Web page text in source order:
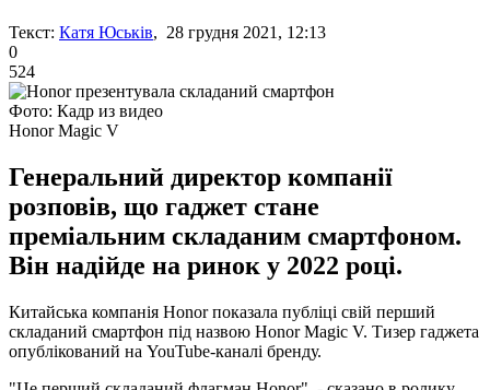
Текст: Катя Юськів, 28 грудня 2021, 12:13
0
524
Фото: Кадр из видео
Honor Magic V
Генеральний директор компанії
розповів, що гаджет стане
преміальним складаним смартфоном.
Він надійде на ринок у 2022 році.
Китайська компанія Honor показала публіці свій перший
складаний смартфон під назвою Honor Magic V. Тизер гаджета
опублікований на YouTube-каналі бренду.